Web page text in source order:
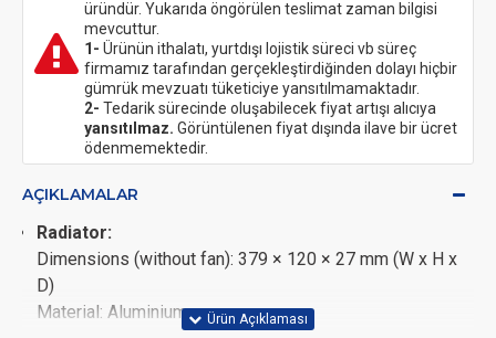
üründür. Yukarıda öngörülen teslimat zaman bilgisi
mevcuttur.
1- Ürünün ithalatı, yurtdışı lojistik süreci vb süreç
firmamız tarafından gerçekleştirdiğinden dolayı hiçbir
gümrük mevzuatı tüketiciye yansıtılmamaktadır.
2- Tedarik sürecinde oluşabilecek fiyat artışı alıcıya
yansıtılmaz. Görüntülenen fiyat dışında ilave bir ücret
ödenmemektedir.
AÇIKLAMALAR
Radiator:
Dimensions (without fan): 379 × 120 × 27 mm (W x H x
D)
Material: Aluminium